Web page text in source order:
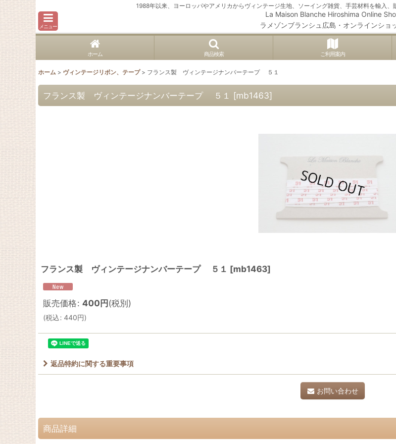
1988年以来、ヨーロッパやアメリカからヴィンテージ生地、ソーイング雑貨、手芸材料を輸入
メニュー
La Maison Blanche Hiroshima Online
ラメゾンブランシュ広島・オンラインショ
ホーム 商品検索 ご利用案内
ホーム > ヴィンテージリボン、テープ > フランス製 ヴィンテージナンバーテープ ５１
フランス製 ヴィンテージナンバーテープ ５１ [mb1463]
フランス製 ヴィンテージナンバーテープ ５１ [mb1463]
販売価格: 400円(税別)
(税込: 440円)
返品特約に関する重要事項
お問い合わせ
商品詳細